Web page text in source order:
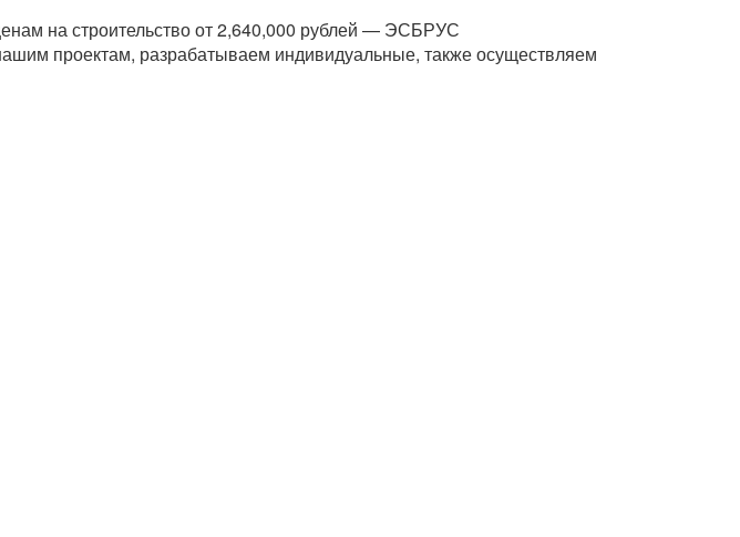
на строительство от 2,640,000 рублей — ЭСБРУС
проектам, разрабатываем индивидуальные, также осуществляем